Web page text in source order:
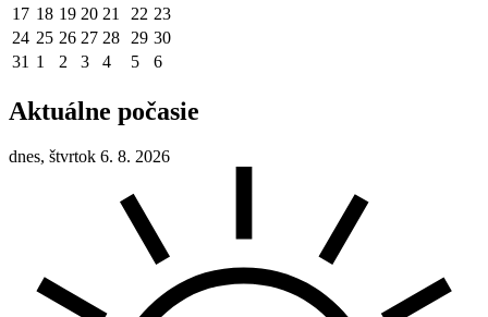
17 18 19 20 21 22 23
24 25 26 27 28 29 30
31 1 2 3 4 5 6
Aktuálne počasie
dnes, štvrtok 6. 8. 2026